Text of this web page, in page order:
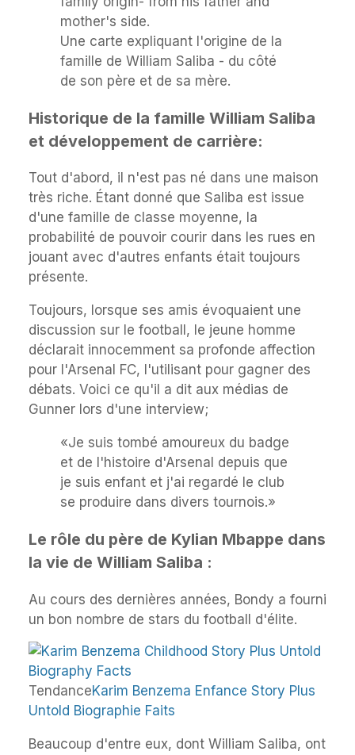
Une carte expliquant l'origine de la
famille de William Saliba - du côté
de son père et de sa mère.
Historique de la famille William Saliba
et développement de carrière:
Tout d'abord, il n'est pas né dans une maison
très riche. Étant donné que Saliba est issue
d'une famille de classe moyenne, la
probabilité de pouvoir courir dans les rues en
jouant avec d'autres enfants était toujours
présente.
Toujours, lorsque ses amis évoquaient une
discussion sur le football, le jeune homme
déclarait innocemment sa profonde affection
pour l'Arsenal FC, l'utilisant pour gagner des
débats. Voici ce qu'il a dit aux médias de
Gunner lors d'une interview;
«Je suis tombé amoureux du badge
et de l'histoire d'Arsenal depuis que
je suis enfant et j'ai regardé le club
se produire dans divers tournois.»
Le rôle du père de Kylian Mbappe dans
la vie de William Saliba :
Au cours des dernières années, Bondy a fourni
un bon nombre de stars du football d'élite.
TendanceKarim Benzema Enfance Story Plus
Untold Biographie Faits
Beaucoup d'entre eux, dont William Saliba, ont